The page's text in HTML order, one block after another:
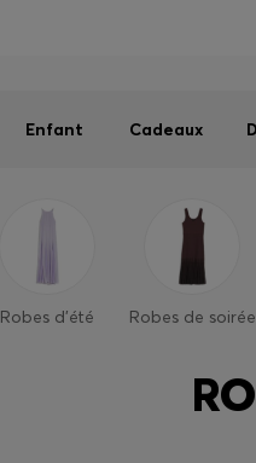
Enfant Cadeaux
Robes d’été Robes de soirée